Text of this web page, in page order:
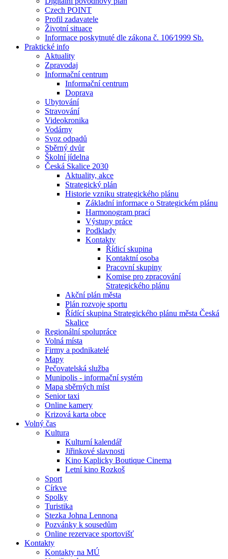
Czech POINT
Profil zadavatele
Životní situace
Informace poskytnuté dle zákona č. 106⁄1999 Sb.
Praktické info
Aktuality
Zpravodaj
Informační centrum
Informační centrum
Doprava
Ubytování
Stravování
Videokronika
Vodárny
Svoz odpadů
Sběrný dvůr
Školní jídelna
Česká Skalice 2030
Aktuality, akce
Strategický plán
Historie vzniku strategického plánu
Základní informace o Strategickém plánu
Harmonogram prací
Výstupy práce
Podklady
Kontakty
Řídicí skupina
Kontaktní osoba
Pracovní skupiny
Komise pro zpracování
Strategického plánu
Akční plán města
Plán rozvoje sportu
Řídící skupina Strategického plánu města Česká
Skalice
Regionální spolupráce
Volná místa
Firmy a podnikatelé
Mapy
Pečovatelská služba
Munipolis - informační systém
Mapa sběrných míst
Senior taxi
Online kamery
Krizová karta obce
Volný čas
Kultura
Kulturní kalendář
Jiřinkové slavnosti
Kino Kaplicky Boutique Cinema
Letní kino Rozkoš
Sport
Církve
Spolky
Turistika
Stezka Johna Lennona
Pozvánky k sousedům
Online rezervace sportovišť
Kontakty
Kontakty na MÚ